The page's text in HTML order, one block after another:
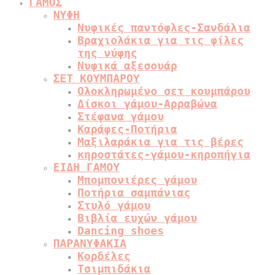
ΝΥΦΗ
Νυφικές παντόφλες-Σανδάλια
Βραχιολάκια για τις φίλες
της νύφης
Νυφικά αξεσουάρ
ΣΕΤ ΚΟΥΜΠΑΡΟΥ
Ολοκληρωμένο σετ κουμπάρου
Δίσκοι γάμου-Αρραβώνα
Στέφανα γάμου
Καράφες-Ποτήρια
Μαξιλαράκια για τις βέρες
κηροστάτες-γάμου-κηροπήγια
ΕΙΔΗ ΓΑΜΟΥ
Μπομπονιέρες γάμου
Ποτήρια σαμπάνιας
Στυλό γάμου
Βιβλία ευχών γάμου
Dancing shoes
ΠΑΡΑΝΥΦΑΚΙΑ
Κορδέλες
Τσιμπιδάκια